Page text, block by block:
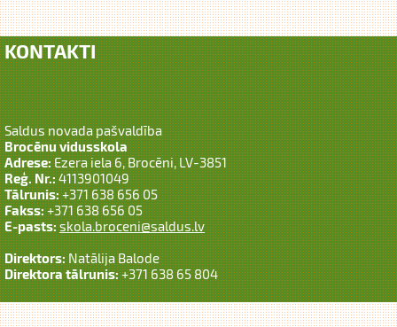
KONTAKTI
Saldus novada pašvaldība
Brocēnu vidusskola
Adrese:Ezera iela 6, Brocēni, LV-3851
Reģ. Nr.:4113901049
Tālrunis:+371 638 656 05
Fakss:+371 638 656 05
E-pasts:skola.broceni@saldus.lv
Direktors:Natālija Balode
Direktora tālrunis:+371 638 65 804